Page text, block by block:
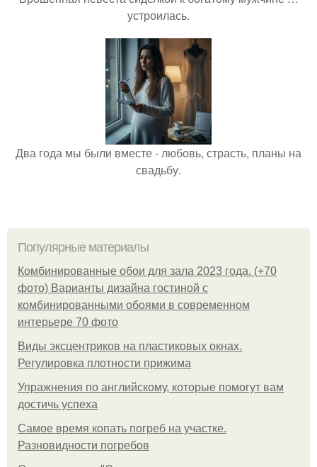
устроилась.
Два года мы были вместе - любовь, страсть, планы на
свадьбу.
Популярные материалы
Комбинированные обои для зала 2023 года. (+70
фото) Варианты дизайна гостиной с
комбинированными обоями в современном
интерьере 70 фото
Виды эксцентриков на пластиковых окнах.
Регулировка плотности прижима
Упражнения по английскому, которые помогут вам
достичь успеха
Самое время копать погреб на участке.
Разновидности погребов